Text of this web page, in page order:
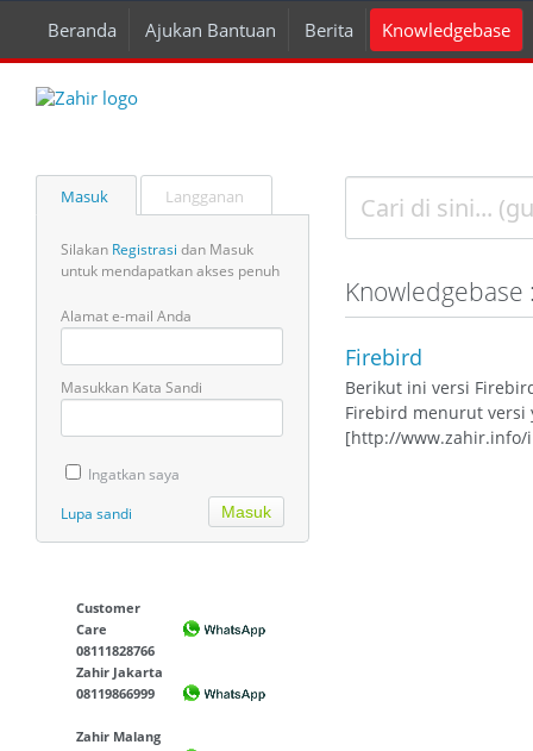
Beranda Ajukan Bantuan Berita Knowledgebase
Masuk Langganan
Silakan Registrasi dan Masuk
untuk mendapatkan akses penuh
Alamat e-mail Anda
Masukkan Kata Sandi
Ingatkan saya
Lupa sandi
Customer
Care
08111828766
Zahir Jakarta
08119866999
Zahir Malang
Firebird
Berikut ini versi
Firebird menurut versi
[http://www.zahir.info/